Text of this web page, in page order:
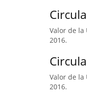
Valor de la
2016.
Valor de la
2016.